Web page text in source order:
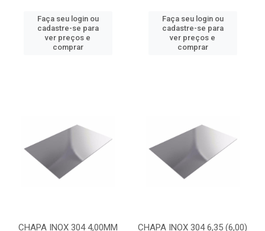
Faça seu login ou
cadastre-se para
ver preços e
comprar
Faça seu login ou
cadastre-se para
ver preços e
comprar
CHAPA INOX 304 4,00MM
CHAPA INOX 304 6,35 (6,00)